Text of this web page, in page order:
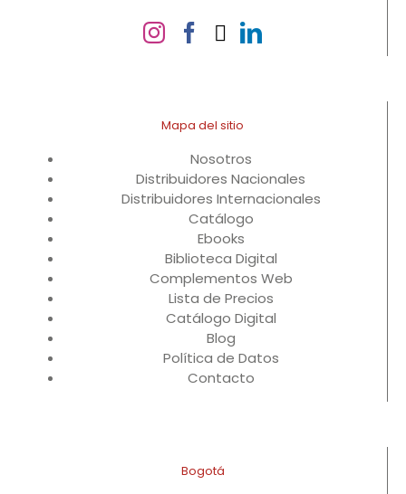
Mapa del sitio
Nosotros
Distribuidores Nacionales
Distribuidores Internacionales
Catálogo
Ebooks
Biblioteca Digital
Complementos Web
Lista de Precios
Catálogo Digital
Blog
Política de Datos
Contacto
Bogotá